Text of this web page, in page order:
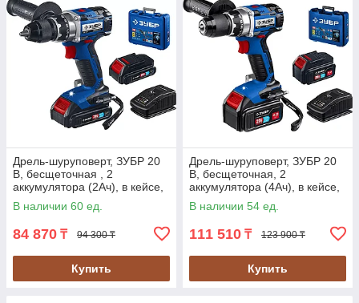
Дрель-шуруповерт, ЗУБР 20
В, бесщеточная , 2
аккумулятора (2Ач), в кейсе,
серия "Профессионал" (DB-
201-22)
В наличии 60 ед.
84 870 ₸ 94 300 ₸
Купить
Дрель-шуруповерт, ЗУБР 20
В, бесщеточная, 2
аккумулятора (4Ач), в кейсе,
серия "Профессионал" (DB-
201-42)
В наличии 54 ед.
111 510 ₸ 123 900 ₸
Купить